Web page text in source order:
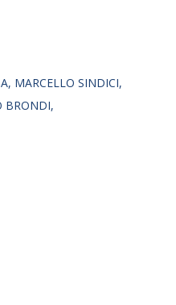
MARCELLO SINDICI
BRONDI